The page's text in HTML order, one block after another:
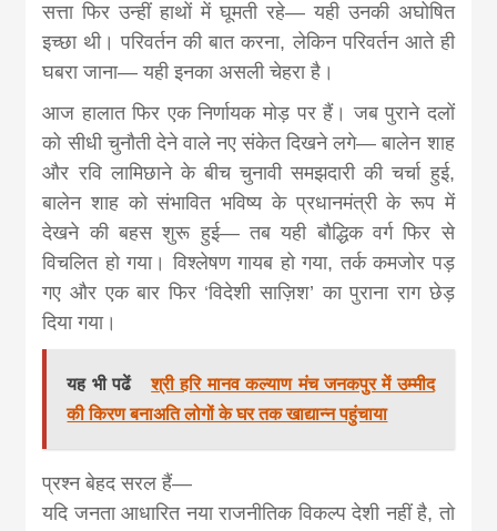
सत्ता फिर उन्हीं हाथों में घूमती रहे— यही उनकी अघोषित
इच्छा थी। परिवर्तन की बात करना, लेकिन परिवर्तन आते ही
घबरा जाना— यही इनका असली चेहरा है।
आज हालात फिर एक निर्णायक मोड़ पर हैं। जब पुराने दलों
को सीधी चुनौती देने वाले नए संकेत दिखने लगे— बालेन शाह
और रवि लामिछाने के बीच चुनावी समझदारी की चर्चा हुई,
बालेन शाह को संभावित भविष्य के प्रधानमंत्री के रूप में
देखने की बहस शुरू हुई— तब यही बौद्धिक वर्ग फिर से
विचलित हो गया। विश्लेषण गायब हो गया, तर्क कमजोर पड़
गए और एक बार फिर ‘विदेशी साज़िश’ का पुराना राग छेड़
दिया गया।
यह भी पढें
श्री हरि मानव कल्याण मंच जनकपुर में उम्मीद
की किरण बनाअति लोगों के घर तक खाद्यान्न पहुंचाया
प्रश्न बेहद सरल हैं—
यदि जनता आधारित नया राजनीतिक विकल्प देशी नहीं है, तो